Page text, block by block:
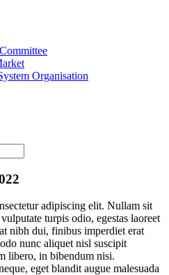
Organisation
adipiscing elit. Nullam sit
turpis odio, egestas laoreet
nibh dui, finibus imperdiet erat
nunc aliquet nisl suscipit
libero, in bibendum nisi.
eget blandit augue malesuada